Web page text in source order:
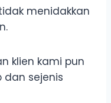
menidakkan
klien kami pun
dan sejenis